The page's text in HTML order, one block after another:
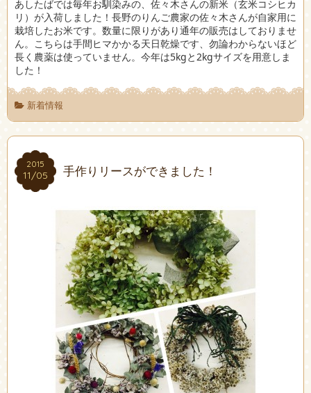
あしたばでは毎年お馴染みの、佐々木さんの新米（玄米コシヒカ
リ）が入荷しました！長野のりんご農家の佐々木さんが自家用に
栽培したお米です。数量に限りがあり通年の販売はしておりませ
ん。こちらは手間ヒマかかる天日乾燥です、勿論わからないほど
長く農薬は使っていません。今年は5kgと2kgサイズを用意しま
した！
新着情報
2015
11/05
2015
11/05 手作りリースができました！